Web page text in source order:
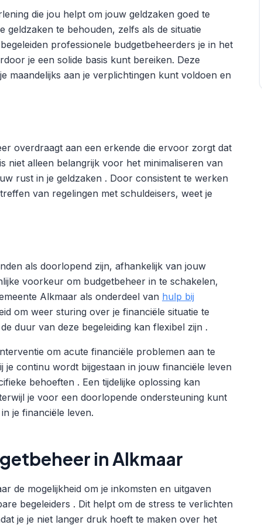
die jou helpt om jouw geldzaken goed te
geldzaken te behouden, zelfs als de situatie
professionele budgetbeheerders je in het
je een solide basis kunt bereiken. Deze
maandelijks aan je verplichtingen kunt voldoen en
overdraagt aan een erkende die ervoor zorgt dat
niet alleen belangrijk voor het minimaliseren van
rust in je geldzaken . Door consistent te werken
van regelingen met schuldeisers, weet je
als doorlopend zijn, afhankelijk van jouw
voorkeur om budgetbeheer in te schakelen,
Alkmaar als onderdeel van hulp bij
om weer sturing over je financiële situatie te
duur van deze begeleiding kan flexibel zijn .
om acute financiële problemen aan te
continu wordt bijgestaan in jouw financiële leven
behoeften . Een tijdelijke oplossing kan
je voor een doorlopende ondersteuning kunt
je financiële leven.
in Alkmaar
de mogelijkheid om je inkomsten en uitgaven
begeleiders . Dit helpt om de stress te verlichten
je je niet langer druk hoeft te maken over het